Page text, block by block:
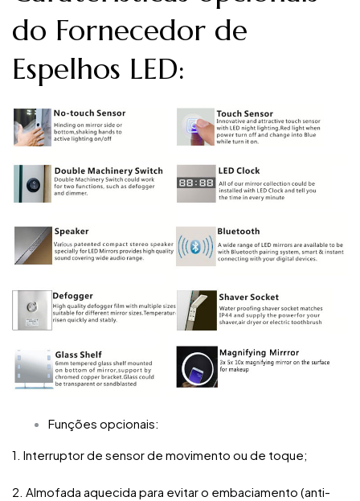
do Fornecedor de
Espelhos LED:
Funções opcionais:
1. Interruptor de sensor de movimento ou de toque;
2. Almofada aquecida para evitar o embaciamento (anti-